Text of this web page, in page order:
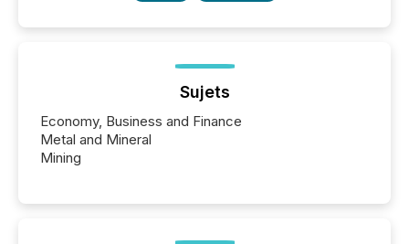
Sujets
Economy, Business and Finance
Metal and Mineral
Mining